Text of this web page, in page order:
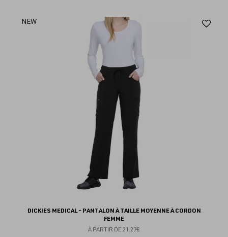
NEW
DICKIES MEDICAL - PANTALON À TAILLE MOYENNE À CORDON
FEMME
À PARTIR DE 21.27€